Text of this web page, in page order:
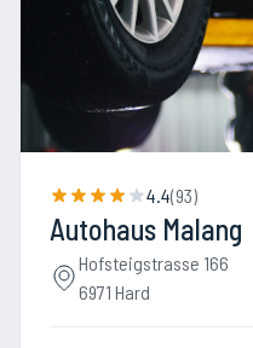
4.4(93)
Autohaus Malang
Hofsteigstrasse 166
6971 Hard